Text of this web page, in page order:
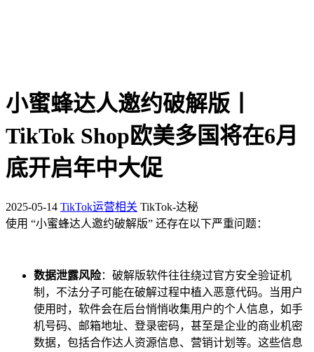
小蜜蜂达人邀约破解版丨
TikTok Shop欧美多国将在6月
底开启年中大促
2025-05-14 TikTok运营相关 TikTok-达秘
使用 “小蜜蜂达人邀约破解版” 还存在以下严重问题：
数据泄露风险：破解版软件往往绕过官方安全验证机
制，不法分子可能在破解过程中植入恶意代码。当用户
使用时，软件会在后台悄悄收集用户的个人信息，如手
机号码、邮箱地址、登录密码，甚至是企业的商业机密
数据，包括合作达人资源信息、营销计划等。这些信息